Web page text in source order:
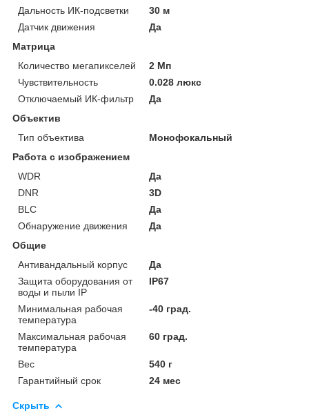
Дальность ИК-подсветки
30 м
Датчик движения
Да
Матрица
Количество мегапикселей
2 Мп
Чувствительность
0.028 люкс
Отключаемый ИК-фильтр
Да
Объектив
Тип объектива
Монофокальный
Работа с изображением
WDR
Да
DNR
3D
BLC
Да
Обнаружение движения
Да
Общие
Антивандальный корпус
Да
Защита оборудования от
воды и пыли IP
IP67
Минимальная рабочая
температура
-40 град.
Максимальная рабочая
температура
60 град.
Вес
540 г
Гарантийный срок
24 мес
Скрыть